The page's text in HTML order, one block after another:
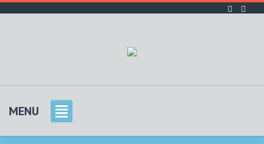
MENU